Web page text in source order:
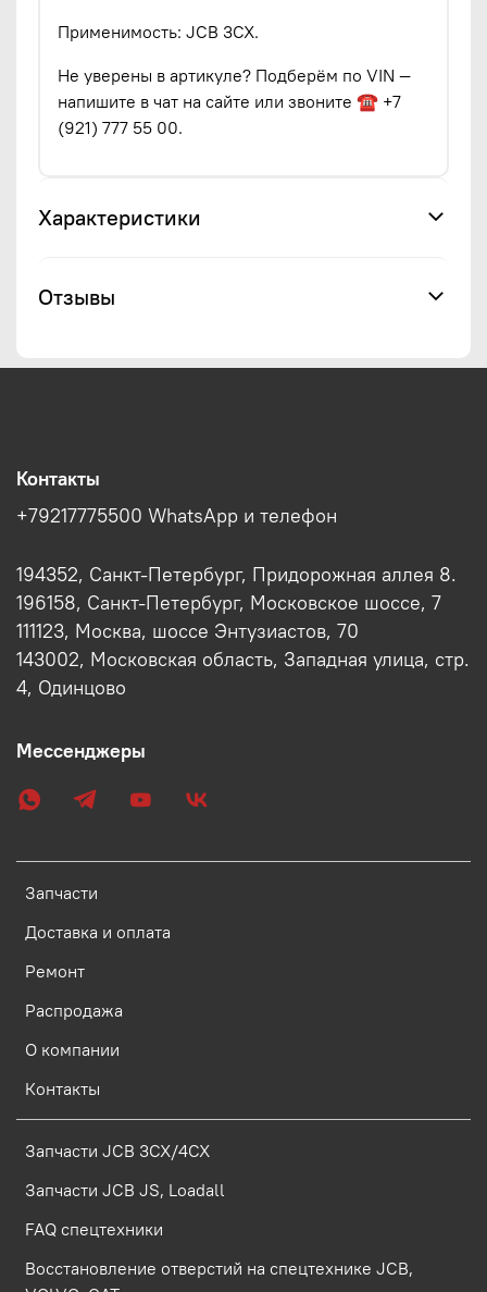
Применимость: JCB 3CX.
Не уверены в артикуле? Подберём по VIN —
напишите в чат на сайте или звоните ☎ +7
(921) 777 55 00.
Характеристики
Отзывы
Запчасти
Доставка и оплата
Ремонт
Распродажа
О компании
Контакты
Запчасти JCB 3CX/4CX
Запчасти JCB JS, Loadall
FAQ спецтехники
Восстановление отверстий на спецтехнике JCB,
Контакты
+79217775500 WhatsApp и телефон
194352, Санкт-Петербург, Придорожная аллея 8.
196158, Санкт-Петербург, Московское шоссе, 7
111123, Москва, шоссе Энтузиастов, 70
143002, Московская область, Западная улица, стр.
4, Одинцово
Мессенджеры